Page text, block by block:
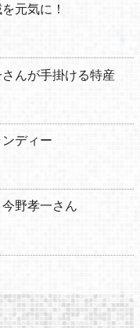
元気に！
んが手掛ける特産
ディー
野孝一さん